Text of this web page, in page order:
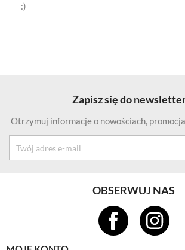
:)
Zapisz się do
Otrzymuj informacje o nowościach,
OBSERWUJ NAS